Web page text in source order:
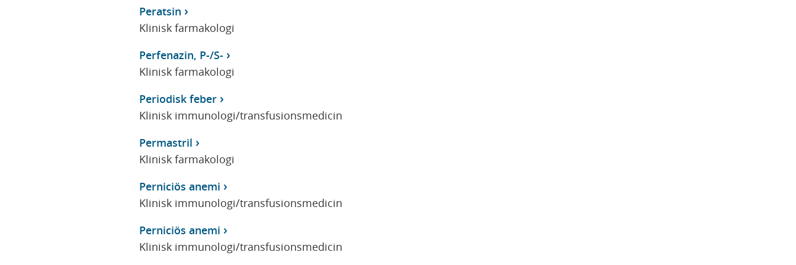
Peratsin
Klinisk farmakologi
Perfenazin, P-/S-
Klinisk farmakologi
Periodisk feber
Klinisk immunologi/transfusionsmedicin
Permastril
Klinisk farmakologi
Perniciös anemi
Klinisk immunologi/transfusionsmedicin
Perniciös anemi
Klinisk immunologi/transfusionsmedicin